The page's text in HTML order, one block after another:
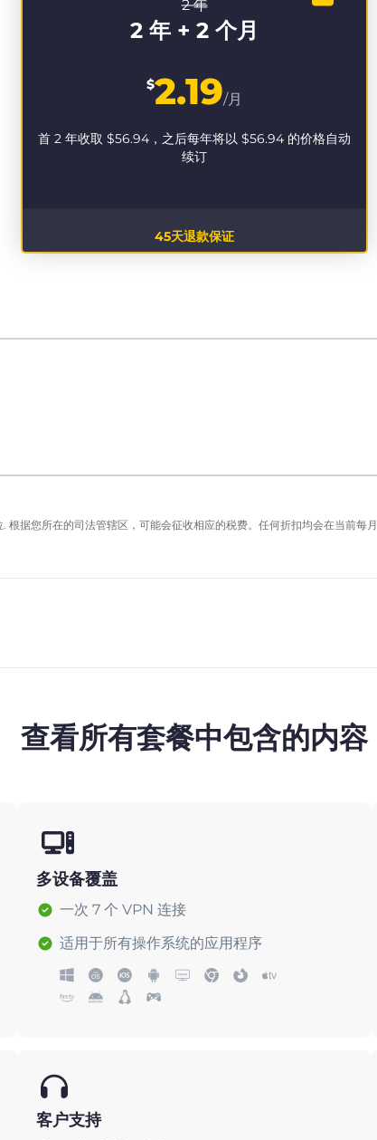
2 年
2 年 + 2 个月
$2.19/月
首 2 年收取 $56.94 ，之后每年将以 $56.94 的价格自动
续订
45天退款保证
根据您所在的司法管辖区，可能会征收相应的税费。任何折扣均会在当前每月
查看所有套餐中包含的内容
多设备覆盖
一次 7 个 VPN 连接
适用于所有操作系统的应用程序
客户支持